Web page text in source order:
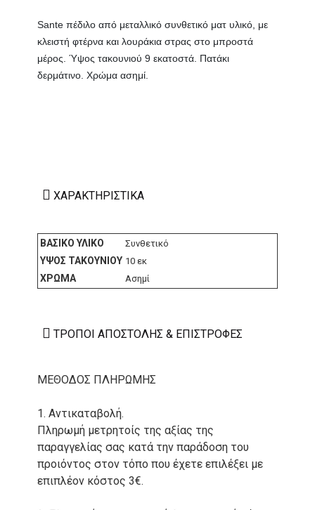
Sante πέδιλο από μεταλλικό συνθετικό ματ υλικό, με
κλειστή φτέρνα και λουράκια στρας στο μπροστά
μέρος. Ύψος τακουνιού 9 εκατοστά. Πατάκι
δερμάτινο. Χρώμα ασημί.
ΧΑΡΑΚΤΗΡΙΣΤΙΚΆ
ΒΑΣΙΚΌ ΥΛΙΚΌ Συνθετικό
ΎΨΟΣ ΤΑΚΟΥΝΙΟΎ 10 εκ
ΧΡΏΜΑ Ασημί
ΤΡΌΠΟΙ ΑΠΟΣΤΟΛΉΣ & ΕΠΙΣΤΡΟΦΈΣ
ΜΕΘΟΔΟΣ ΠΛΗΡΩΜΗΣ
1. Αντικαταβολή.
Πληρωμή μετρητοίς της αξίας της
παραγγελίας σας κατά την παράδοση του
προιόντος στον τόπο που έχετε επιλέξει με
επιπλέον κόστος 3€.